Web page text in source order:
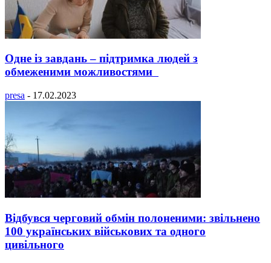
Одне із завдань – підтримка людей з
обмеженими можливостями
presa - 17.02.2023
Відбувся черговий обмін полоненими: звільнено
100 українських військових та одного
цивільного